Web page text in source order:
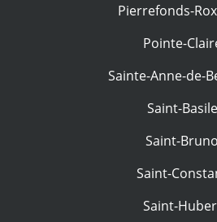
Pierrefonds-
Pointe-
Sainte-Anne-de-
Saint-Basile
Saint-Bruno
Saint-
Saint-